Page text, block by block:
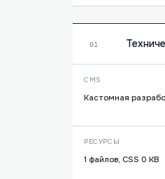
01
CMS
Кастомная
РЕСУРСЫ
1 файлов, CSS 0 KB